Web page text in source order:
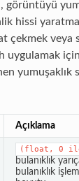
görüntüyü
hissi
çekmek
için
yumuşaklık
Açıklama
(float, 0
bulanıklık
bulanıklık